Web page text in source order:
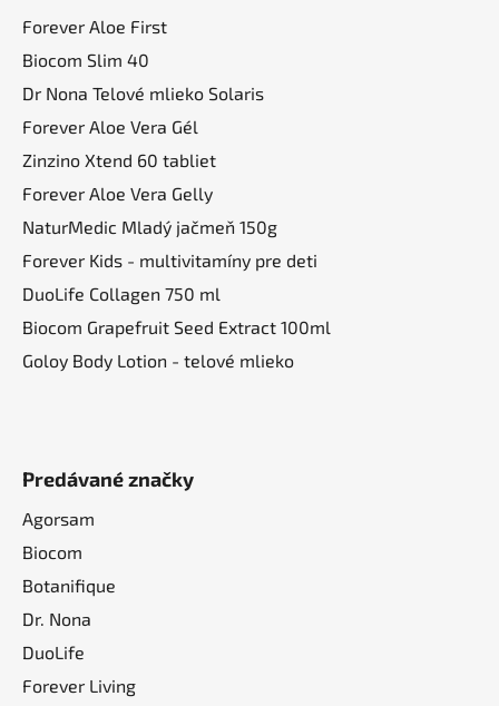
Forever Aloe First
Biocom Slim 40
Dr Nona Telové mlieko Solaris
Forever Aloe Vera Gél
Zinzino Xtend 60 tabliet
Forever Aloe Vera Gelly
NaturMedic Mladý jačmeň 150g
Forever Kids - multivitamíny pre deti
DuoLife Collagen 750 ml
Biocom Grapefruit Seed Extract 100ml
Goloy Body Lotion - telové mlieko
Predávané značky
Agorsam
Biocom
Botanifique
Dr. Nona
DuoLife
Forever Living